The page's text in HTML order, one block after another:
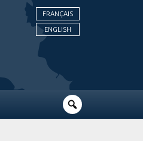
FRANÇAIS
ENGLISH